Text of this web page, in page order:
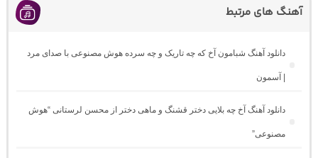
آهنگ های مرتبط
دانلود آهنگ شبامون آخ که چه تاریک و چه سرده هوش مصنوعی با صدای مرد
| آسمون
دانلود آهنگ آخ چه بلایی دختر قشنگ و ماهی دختر از محسن لرستانی “هوش
مصنوعی”